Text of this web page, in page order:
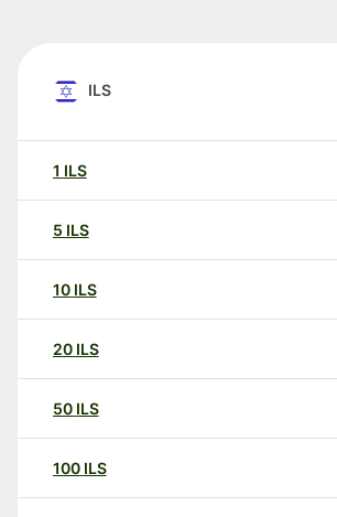
ILS
1 ILS
5 ILS
10 ILS
20 ILS
50 ILS
100 ILS